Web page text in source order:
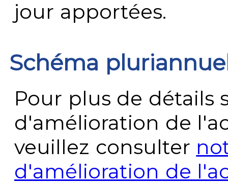
jour apportées.
Schéma
Pour plus de détails
d'amélioration de
veuillez consulter
d'amélioration de